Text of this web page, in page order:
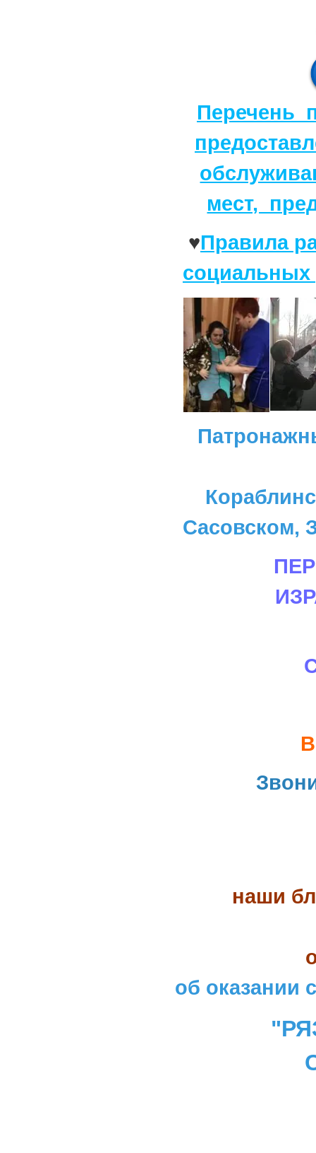
Перечень
мест,
♥Правила
социальных
Сасовском,
наши
об